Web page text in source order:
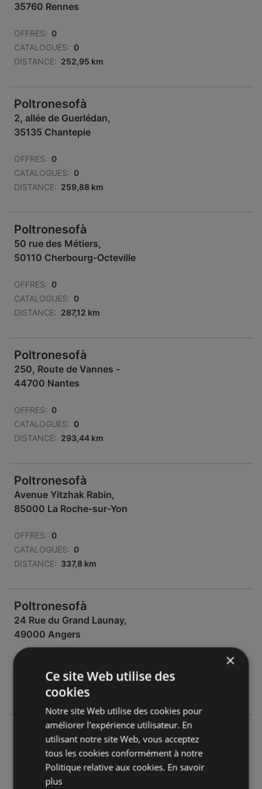
35760 Rennes
OFFRES: 0
CATALOGUES: 0
DISTANCE: 252,95 km
Poltronesofà
2, allée de Guerlédan,
35135 Chantepie
OFFRES: 0
CATALOGUES: 0
DISTANCE: 259,88 km
Poltronesofà
50 rue des Métiers,
50110 Cherbourg-Octeville
OFFRES: 0
CATALOGUES: 0
DISTANCE: 287,12 km
Poltronesofà
250, Route de Vannes -
44700 Nantes
OFFRES: 0
CATALOGUES: 0
DISTANCE: 293,44 km
Poltronesofà
Avenue Yitzhak Rabin,
85000 La Roche-sur-Yon
OFFRES: 0
CATALOGUES: 0
DISTANCE: 337,8 km
Poltronesofà
24 Rue du Grand Launay,
49000 Angers
OFFRES:
CATALOGUES: 0
DISTANCE: 352,72 km
Poltronesofà
22 Avenue Edmond Michelet,
49300 Cholet
OFFRES: 0
×
Ce site Web utilise des
cookies
Notre site Web utilise des cookies pour
améliorer l'expérience utilisateur. En
utilisant notre site Web, vous acceptez
tous les cookies conformément à notre
Politique relative aux cookies. En savoir
plus